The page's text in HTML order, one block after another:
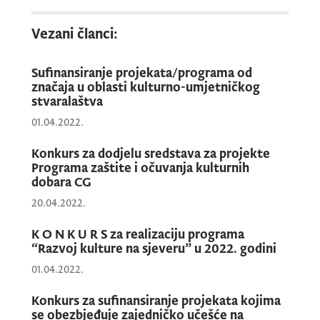
publika i konzumenti sadržaja u kulturi,
lokalne zajednice manje razvijenih opština,
senzitivne grupe (osobe s invaliditetom,
LGBT, itd.) i manjinske zajednice. Prepoznate
potrebe ciljnih grupa su: unapređenje
kapaciteta, vidljivost, umrežavanje, kao i
raznovrsnost i dostupnost kulturnih sadržaja
i ravnomjerna zastupljenost na cijeloj
teritoriji Crne Gore.
U kontekstu strateških ciljeva, finansiraće će
se projekti NVO u sljedećim oblastima:
1. Kulturno-umjetničko stvaralaštvo
Vezani članci:
Sufinansiranje projekata/programa od
značaja u oblasti kulturno-umjetničkog
stvaralaštva
01.04.2022.
Konkurs za dodjelu sredstava za projekte
Programa zaštite i očuvanja kulturnih
dobara CG
20.04.2022.
K O N K U R S za realizaciju programa
“Razvoj kulture na sjeveru” u 2022. godini
01.04.2022.
Konkurs za sufinansiranje projekata kojima
se obezbjeđuje zajedničko učešće na